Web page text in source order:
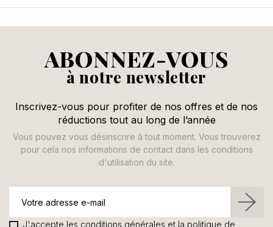
ABONNEZ-VOUS
à notre newsletter
Inscrivez-vous pour profiter de nos offres et de nos
réductions tout au long de l’année
Vous pouvez vous désinscrire à tout moment. Vous trouverez
pour cela nos informations de contact dans les conditions
d'utilisation du site.
J'accepte les conditions générales et la politique de